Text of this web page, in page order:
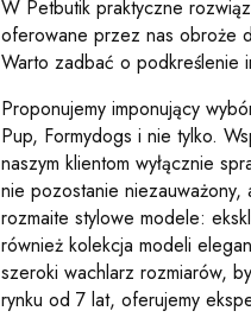
W Petbutik praktyczne
oferowane przez nas obroże
Warto zadbać o podkreślenie
Proponujemy imponujący
Pup, Formydogs i nie tylko.
naszym klientom wyłącznie
nie pozostanie
rozmaite stylowe modele:
również kolekcja modeli
szeroki wachlarz rozmiarów,
rynku od 7 lat, oferujemy